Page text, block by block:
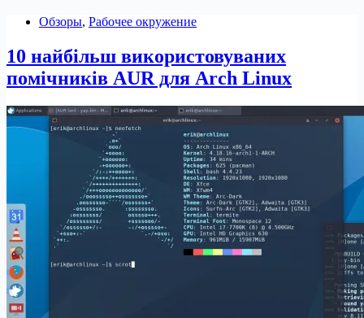
Обзоры, Рабочее окружение
10 найбільш використовуваних
помічників AUR для Arch Linux